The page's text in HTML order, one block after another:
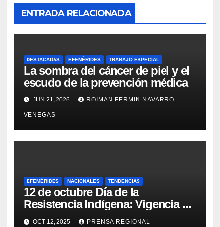
ENTRADA RELACIONADA
DESTACADAS EFEMÉRIDES TRABAJO ESPECIAL
La sombra del cáncer de piel y el
escudo de la prevención médica
JUN 21, 2026 ROIMAN FERMIN NAVARRO
VENEGAS
EFEMÉRIDES NACIONALES TENDENCIAS
12 de octubre Día de la
Resistencia Indígena: Vigencia de
la lucha y la salud pluricultural
OCT 12, 2025 PRENSA REGIONAL